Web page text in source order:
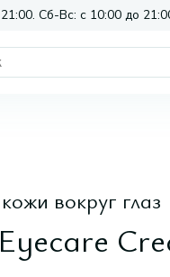
Сб-Вс: с 10:00 до
вокруг глаз